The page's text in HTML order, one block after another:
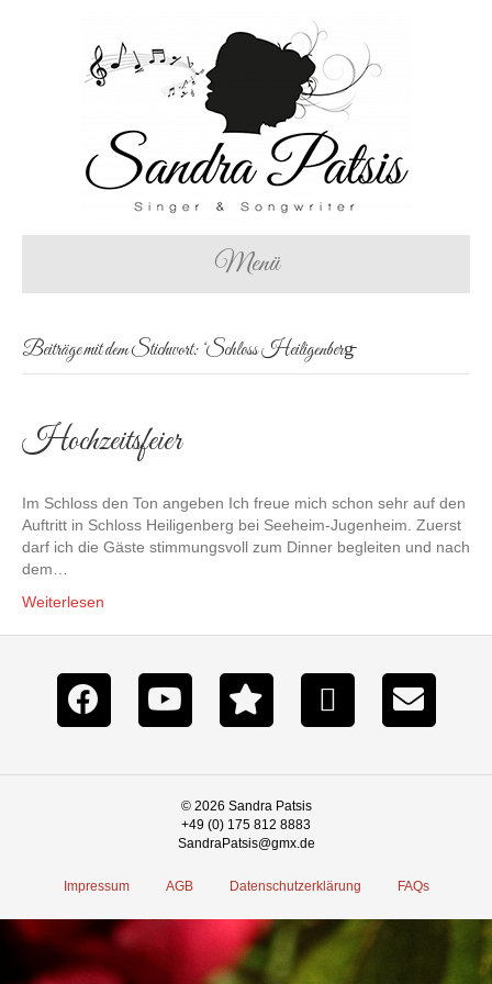
Menü
Beiträge mit dem Stichwort: ‘Schloss Heiligenberg̵
Hochzeitsfeier
Im Schloss den Ton angeben Ich freue mich schon sehr auf den
Auftritt in Schloss Heiligenberg bei Seeheim-Jugenheim. Zuerst
darf ich die Gäste stimmungsvoll zum Dinner begleiten und nach
dem…
Weiterlesen
© 2026 Sandra Patsis
+49 (0) 175 812 8883
SandraPatsis@gmx.de
Impressum AGB Datenschutzerklärung FAQs